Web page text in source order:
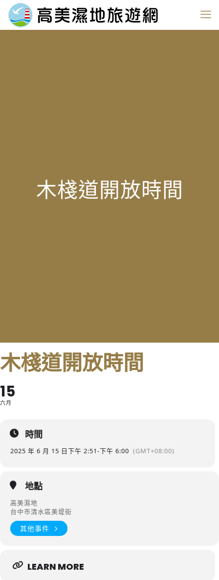
木棧道開放時間
木棧道開放時間
15
六月
時間
2025 年 6 月 15 日下午 2:51-下午 6:00 (GMT+08:00)
地點
高美濕地
台中市清水區美堤街
其他事件
LEARN MORE